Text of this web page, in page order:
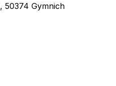
, 50374 Gymnich